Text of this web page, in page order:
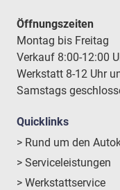
Öffnungszeiten
Montag bis Freitag
Verkauf 8:00-12:00
Werkstatt 8-12 Uhr
Samstags
Quicklinks
> Rund um den
> Serviceleistungen
> Werkstattservice